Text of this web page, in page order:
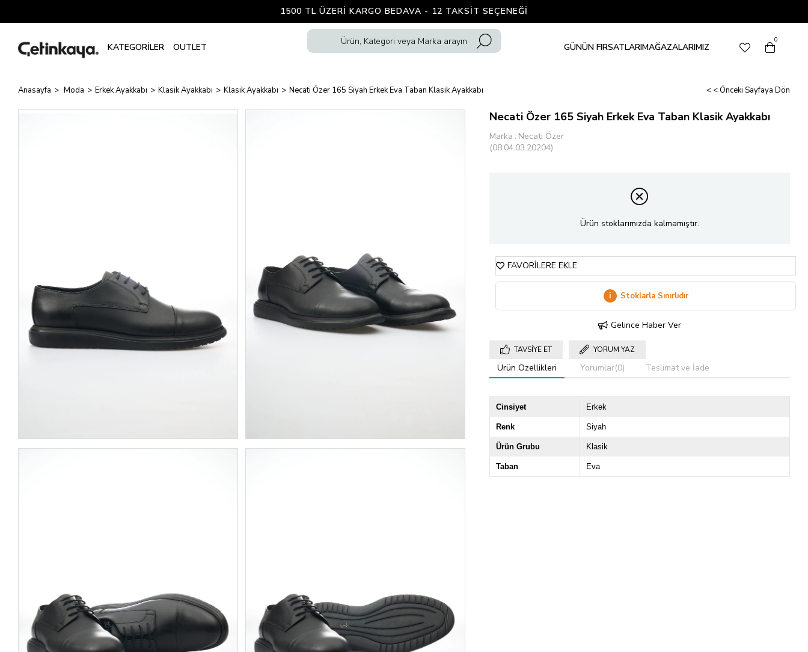
1500 TL ÜZERI KARGO BEDAVA - 12 TAKSIT SEÇENEĞI
GÜNÜN FIRSATLARIMAĞAZALARIMIZ
0
Anasayfa Moda Erkek Ayakkabı Klasik Ayakkabı Klasik Ayakkabı Necati Özer 165 Siyah Erkek Eva Taban Klasik Ayakkabı < < Önceki Sayfaya Dön
Necati Özer 165 Siyah Erkek Eva Taban Klasik Ayakkabı
Marka : Necati Özer
(08.04.03.20204)
Ürün stoklarımızda kalmamıştır.
FAVORILERE EKLE
i Stoklarla Sınırlıdır
Gelince Haber Ver
TAVSIYE ET YORUM YAZ
Ürün Özellikleri Yorumlar(0) Teslimat ve İade
Cinsiyet Erkek
Renk Siyah
Ürün Grubu Klasik
Taban Eva